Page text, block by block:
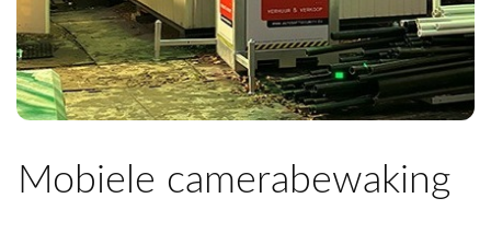
Mobiele camerabewaking